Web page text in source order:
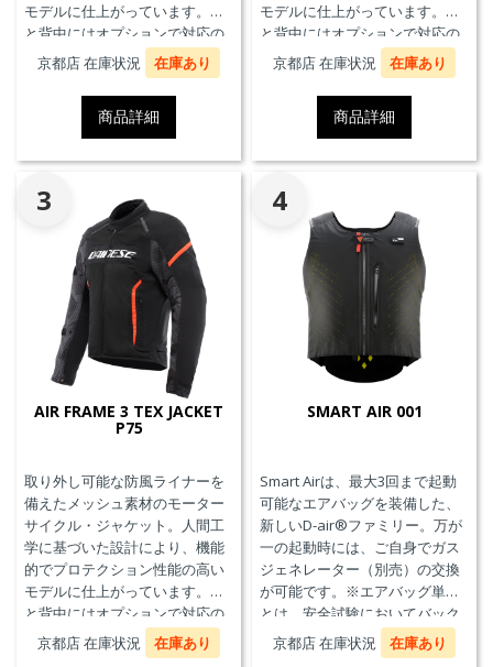
モデルに仕上がっています。胸
と背中にはオプションで対応の
プロテクターを装着することが
できます。また、防水の内ポケ
ット、EN17092クラスA認証、パ
ンツと接続可能なファスナーを
備えています。
京都店 在庫状況 在庫あり
商品詳細
モデルに仕上がっています。胸
と背中にはオプションで対応の
プロテクターを装着することが
できます。また、防水の内ポケ
ット、EN17092クラスA認証、パ
ンツと接続可能なファスナーを
備えています。
京都店 在庫状況 在庫あり
商品詳細
3
AIR FRAME 3 TEX JACKET
P75
取り外し可能な防風ライナーを
備えたメッシュ素材のモーター
サイクル・ジャケット。人間工
学に基づいた設計により、機能
的でプロテクション性能の高い
モデルに仕上がっています。胸
と背中にはオプションで対応の
プロテクターを装着することが
できます。また、防水の内ポケ
京都店 在庫状況 在庫あり
4
SMART AIR 001
Smart Airは、最大3回まで起動
可能なエアバッグを装備した、
新しいD-air®ファミリー。万が
一の起動時には、ご自身でガス
ジェネレーター（別売）の交換
が可能です。※エアバッグ単体
とは、安全試験においてバック
プロテクターとの併用を必要と
せず、エアバッグことを指しま
京都店 在庫状況 在庫あり